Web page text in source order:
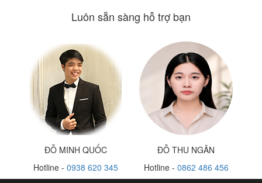
Luôn sẵn sàng hỗ trợ bạn
ĐỖ MINH QUỐC
Hotline - 0938 620 345
ĐỖ THU NGÂN
Hotline - 0862 486 456